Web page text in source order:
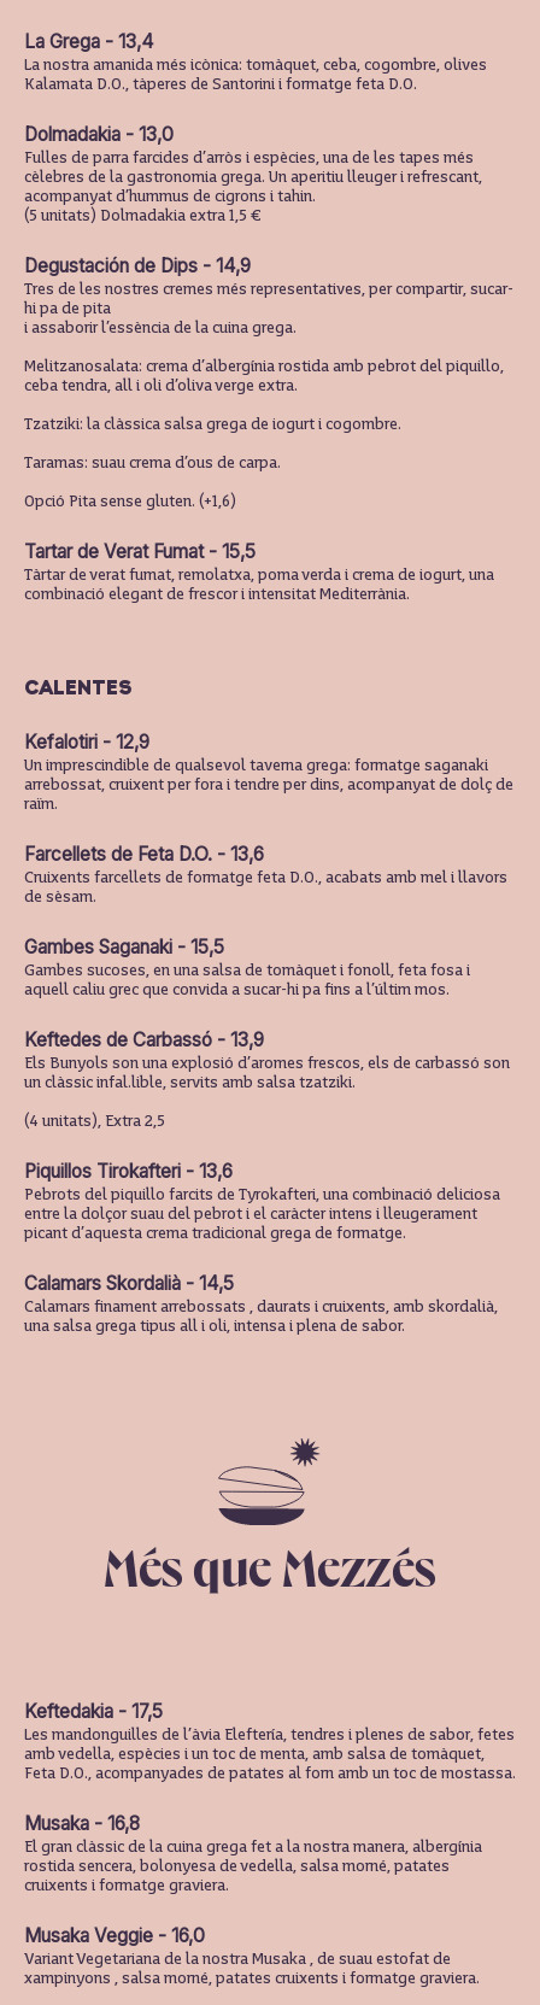
La Grega - 13,4
La nostra amanida més icònica: tomàquet, ceba, cogombre, olives
Kalamata D.O., tàperes de Santorini i formatge feta D.O.
Dolmadakia - 13,0
Fulles de parra farcides d’arròs i espècies, una de les tapes més
cèlebres de la gastronomia grega. Un aperitiu lleuger i refrescant,
acompanyat d’hummus de cigrons i tahin.
(5 unitats) Dolmadakia extra 1,5 €
Degustación de Dips - 14,9
Tres de les nostres cremes més representatives, per compartir, sucar-
hi pa de pita
i assaborir l’essència de la cuina grega.
Melitzanosalata: crema d’albergínia rostida amb pebrot del piquillo,
ceba tendra, all i oli d’oliva verge extra.
Tzatziki: la clàssica salsa grega de iogurt i cogombre.
Taramas: suau crema d’ous de carpa.
Opció Pita sense gluten. (+1,6)
Tartar de Verat Fumat - 15,5
Tàrtar de verat fumat, remolatxa, poma verda i crema de iogurt, una
combinació elegant de frescor i intensitat Mediterrània.
CALENTES
Kefalotiri - 12,9
Un imprescindible de qualsevol taverna grega: formatge saganaki
arrebossat, cruixent per fora i tendre per dins, acompanyat de dolç de
raïm.
Farcellets de Feta D.O. - 13,6
Cruixents farcellets de formatge feta D.O., acabats amb mel i llavors
de sèsam.
Gambes Saganaki - 15,5
Gambes sucoses, en una salsa de tomàquet i fonoll, feta fosa i
aquell caliu grec que convida a sucar-hi pa fins a l’últim mos.
Keftedes de Carbassó - 13,9
Els Bunyols son una explosió d’aromes frescos, els de carbassó son
un clàssic infal.lible, servits amb salsa tzatziki.
(4 unitats), Extra 2,5
Piquillos Tirokafteri - 13,6
Pebrots del piquillo farcits de Tyrokafteri, una combinació deliciosa
entre la dolçor suau del pebrot i el caràcter intens i lleugerament
picant d’aquesta crema tradicional grega de formatge.
Calamars Skordalià - 14,5
Calamars finament arrebossats , daurats i cruixents, amb skordalià,
una salsa grega tipus all i oli, intensa i plena de sabor.
Més que Mezzés
Keftedakia - 17,5
Les mandonguilles de l’àvia Eleftería, tendres i plenes de sabor, fetes
amb vedella, espècies i un toc de menta, amb salsa de tomàquet,
Feta D.O., acompanyades de patates al forn amb un toc de mostassa.
Musaka - 16,8
El gran clàssic de la cuina grega fet a la nostra manera, albergínia
rostida sencera, bolonyesa de vedella, salsa morné, patates
cruixents i formatge graviera.
Musaka Veggie - 16,0
Variant Vegetariana de la nostra Musaka , de suau estofat de
xampinyons , salsa morné, patates cruixents i formatge graviera.